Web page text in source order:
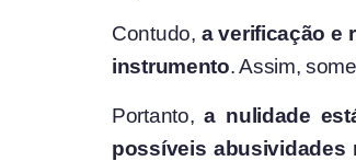
Contudo, a verificação e
instrumento. Assim,
Portanto,a nulidade
possíveis abusividades